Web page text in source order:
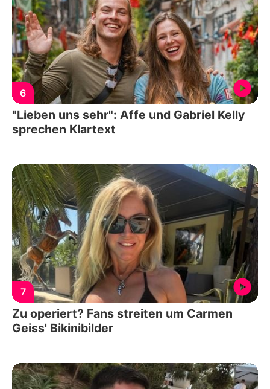
6
"Lieben uns sehr": Affe und Gabriel Kelly
sprechen Klartext
7
Zu operiert? Fans streiten um Carmen
Geiss' Bikinibilder